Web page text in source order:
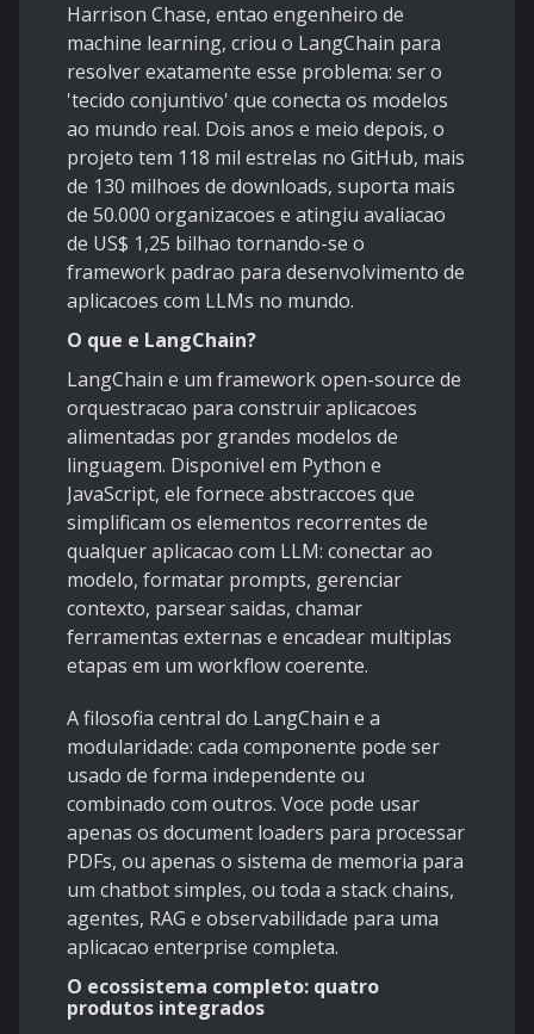
Harrison Chase, entao engenheiro de
machine learning, criou o LangChain para
resolver exatamente esse problema: ser o
'tecido conjuntivo' que conecta os modelos
ao mundo real. Dois anos e meio depois, o
projeto tem 118 mil estrelas no GitHub, mais
de 130 milhoes de downloads, suporta mais
de 50.000 organizacoes e atingiu avaliacao
de US$ 1,25 bilhao tornando-se o
framework padrao para desenvolvimento de
aplicacoes com LLMs no mundo.
O que e LangChain?
LangChain e um framework open-source de
orquestracao para construir aplicacoes
alimentadas por grandes modelos de
linguagem. Disponivel em Python e
JavaScript, ele fornece abstraccoes que
simplificam os elementos recorrentes de
qualquer aplicacao com LLM: conectar ao
modelo, formatar prompts, gerenciar
contexto, parsear saidas, chamar
ferramentas externas e encadear multiplas
etapas em um workflow coerente.
A filosofia central do LangChain e a
modularidade: cada componente pode ser
usado de forma independente ou
combinado com outros. Voce pode usar
apenas os document loaders para processar
PDFs, ou apenas o sistema de memoria para
um chatbot simples, ou toda a stack chains,
agentes, RAG e observabilidade para uma
aplicacao enterprise completa.
O ecossistema completo: quatro
produtos integrados